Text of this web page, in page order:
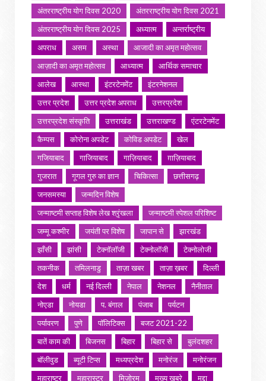
अंतरराष्ट्रीय योग दिवस 2020
अंतरराष्ट्रीय योग दिवस 2021
अंतरराष्ट्रीय योग दिवस 2025
अध्यात्म
अन्तर्राष्ट्रीय
अपराध
असम अस्था
आजादी का अमृत महोत्सव
आज़ादी का अमृत महोत्सव
आध्यात्म
आर्थिक समाचार
आलेख
आस्था इंटरटेनमेंट
इंटरनेशनल
उत्तर प्रदेश
उत्तर प्रदेश अपराध
उत्तरप्रदेश
उत्तरप्रदेश संस्कृति
उत्तराखंड उत्तराखण्ड
एंटरटेनमेंट
कैम्पस
कोरोना अपडेट कोविड अपडेट
खेल
गजियाबाद
गाजियाबाद गाज़ियाबाद
ग़ाज़ियाबाद
गुजरात
गूगल गुरु का ज्ञान चिकित्सा
छत्तीसगढ़
जनसमस्या
जन्मदिन विशेष
जन्माष्टमी सप्ताह विशेष लेख श्रृंखला
जन्माष्टमी स्पेशल परिशिष्ट
जम्मू कश्मीर
जयंती पर विशेष जापान से
झारखंड
झाँसी
झांसी टेक्नॉलॉजी टेक्नोलॉजी
टेक्नोलोजी
तकनीक
तमिलनाडु ताज़ा खबर ताज़ा ख़बर
दिल्ली
देश
धर्म नई दिल्ली नेपाल नेशनल
नैनीताल
नोएडा
नोयडा प. बंगाल पंजाब
पर्यटन
पर्यावरण
पुणे पॉलिटिक्स
बजट 2021-22
बातें काम की
बिजनस बिहार बिहार से
बुलंदशहर
बॉलीवुड
ब्यूटी टिप्स मध्यप्रदेश मनोरंज
मनोरंजन
महाराष्ट्र
महारास्ट्र मिज़ोरम मुख्य खबरे
मुद्दा